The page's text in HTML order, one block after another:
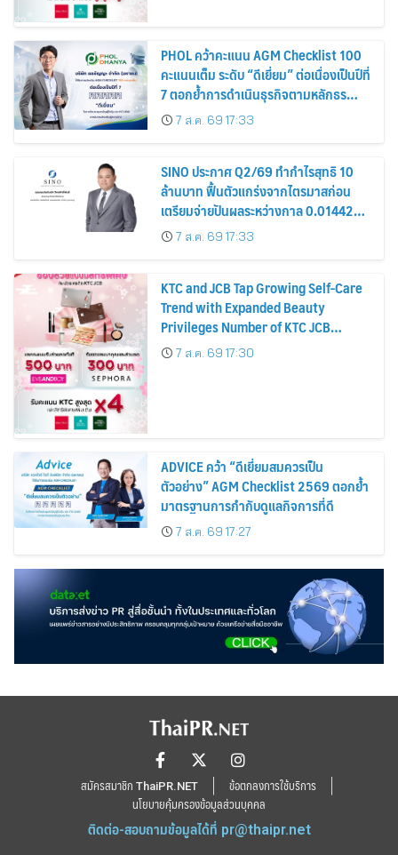
PHOL คว้าคะแนน AGM Checklist 100
คะแนนเต็ม ระดับ “ดีเยี่ยม” ต่อเนื่องเป็นปีที่
7 ตอกย้ำการดำเนินธุรกิจตามหลักธร
รมาภิบาล โปร่งใส สร้างความเชื่อมั่นผู้ถือ
หุ้น
7 ส.ค. 69 17:33
SINO ประกาศ Q2/69 ทำกำไรสุทธิ 10
ล้านบาท ฟื้นตัวแกร่งจากไตรมาสก่อน
เตรียมจ่ายปันผลระหว่างกาล 0.014423
บาทต่อหุ้น ครึ่งปีหลังมุ่งเติบโตต่อเนื่อง
7 ส.ค. 69 17:33
KTC and JCB Tap Growing Self-Care
Trend with Expanded Beauty
Privileges Number of KTC JCB
Cardmembers Spending on
Cosmetics Rises 26%
7 ส.ค. 69 17:30
ADVICE คว้า “ดีเยี่ยมสมควรเป็น
ตัวอย่าง” AGM Checklist 2569 ตอกย้ำ
มาตรฐานการกำกับดูแลกิจการที่ดี
7 ส.ค. 69 17:27
สมัครสมาชิก ThaiPR.NET
ข้อตกลงการใช้บริการ
นโยบายคุ้มครองข้อมูลส่วนบุคคล
ติดต่อ-สอบถามข้อมูลได้ที่ pr@thaipr.net